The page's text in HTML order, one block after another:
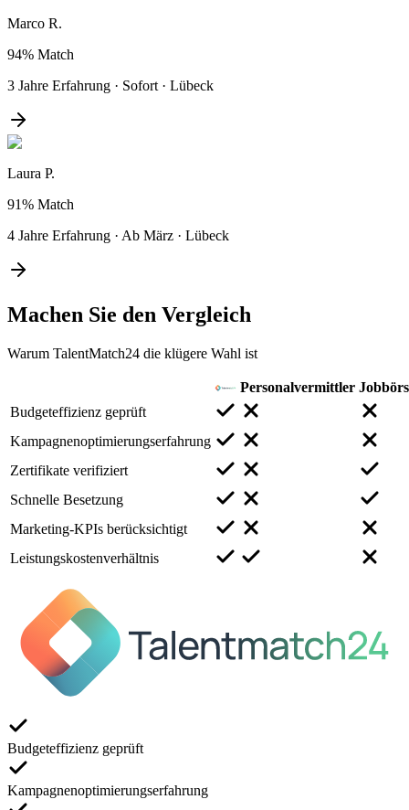
Marco R.
94% Match
3 Jahre Erfahrung · Sofort · Lübeck
Laura P.
91% Match
4 Jahre Erfahrung · Ab März · Lübeck
Machen Sie den Vergleich
Warum TalentMatch24 die klügere Wahl ist
Personalvermittler
Budgeteffizienz geprüft
Kampagnenoptimierungserfahrung
Zertifikate verifiziert
Schnelle Besetzung
Marketing-KPIs berücksichtigt
Leistungskostenverhältnis
Budgeteffizienz geprüft
Kampagnenoptimierungserfahrung